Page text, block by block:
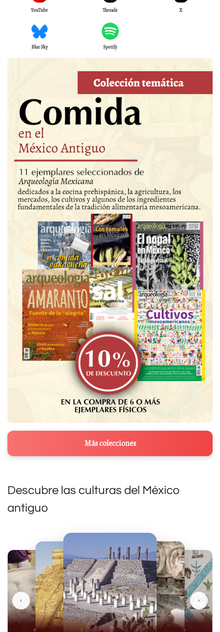
YouTube Threads X
Blue Sky Spotify
Más colecciones
Descubre las culturas del México
antiguo
Mexicas
Olmecas
‹ ›